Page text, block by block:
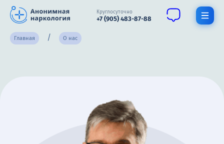
Круглосуточно
+7 (905) 483-87-88
Получить помощь специалиста
Главная О нас